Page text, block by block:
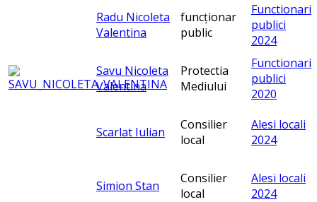
Radu Nicoleta
Valentina
funcționar
public
Functionari
publici
2024
Savu Nicoleta
Valentina
Protectia
Mediului
Functionari
publici
2020
Scarlat Iulian
Consilier
local
Alesi locali
2024
Simion Stan
Consilier
local
Alesi locali
2024